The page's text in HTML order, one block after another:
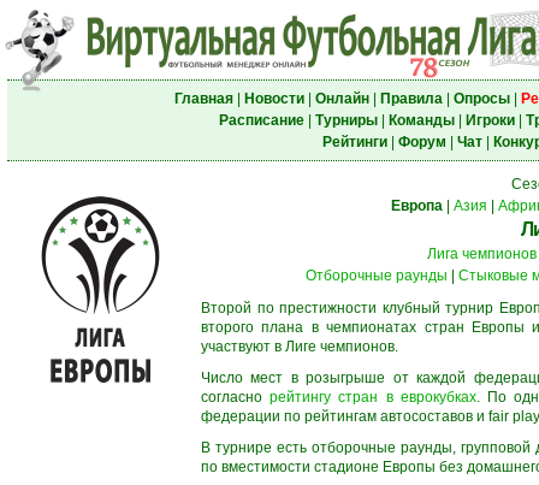
Главная| Новости| Онлайн| Правила| Опросы|
Расписание| Турниры| Команды| Игроки|
Рейтинги| Форум Чат|
Европа
Азия
Лига чемпионов
Отборочные раунды
Стыковые
Второй по престижности клубный турнир
второго плана в чемпионатах стран Европы
участвуют в Лиге чемпионов.
Число мест в розыгрыше от каждой
согласнорейтингу стран в еврокубках. По
федерации по рейтингам автосоставов и fair
В турнире есть отборочные раунды,
по вместимости стадионе Европы без